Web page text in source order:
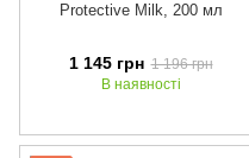
Protective Milk, 200 мл
1 145 грн 1 196 грн
В наявності